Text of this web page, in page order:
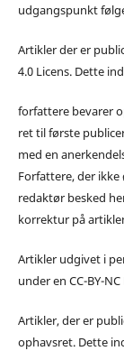
udgangspunkt
Artikler der er
4.0 Licens. Dette
forfattere bevarer
ret til første
med en
Forfattere, der
redaktør besked
korrektur på
Artikler udgivet i
under en CC-BY-NC
Artikler, der er
ophavsret. Dette